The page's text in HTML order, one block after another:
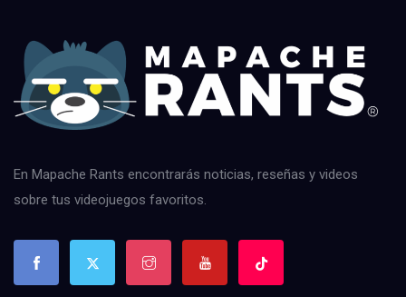
En Mapache Rants encontrarás noticias, reseñas y videos
sobre tus videojuegos favoritos.